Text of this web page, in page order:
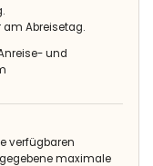
Abreisetag.
und
verfügbaren
maximale